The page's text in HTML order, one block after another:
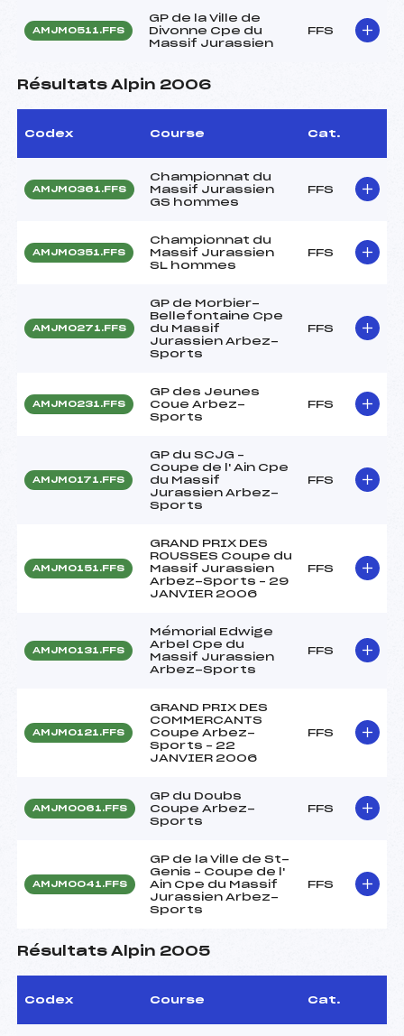
AMJM0511.FFS
GP de la Ville de
Divonne Cpe du
Massif Jurassien
FFS
Résultats Alpin 2006
Codex Course Cat.
AMJM0361.FFS
Championnat du
Massif Jurassien
GS hommes
FFS
AMJM0351.FFS
Championnat du
Massif Jurassien
SL hommes
FFS
AMJM0271.FFS
GP de Morbier-
Bellefontaine Cpe
du Massif
Jurassien Arbez-
Sports
FFS
AMJM0231.FFS
GP des Jeunes
Coue Arbez-
Sports
FFS
AMJM0171.FFS
GP du SCJG –
Coupe de l' Ain Cpe
du Massif
Jurassien Arbez-
Sports
FFS
AMJM0151.FFS
GRAND PRIX DES
ROUSSES Coupe du
Massif Jurassien
Arbez-Sports – 29
JANVIER 2006
FFS
AMJM0131.FFS
Mémorial Edwige
Arbel Cpe du
Massif Jurassien
Arbez-Sports
FFS
AMJM0121.FFS
GRAND PRIX DES
COMMERCANTS
Coupe Arbez-
Sports – 22
JANVIER 2006
FFS
AMJM0061.FFS
GP du Doubs
Coupe Arbez-
Sports
FFS
AMJM0041.FFS
GP de la Ville de St-
Genis – Coupe de l'
Ain Cpe du Massif
Jurassien Arbez-
Sports
FFS
Résultats Alpin 2005
Codex Course Cat.